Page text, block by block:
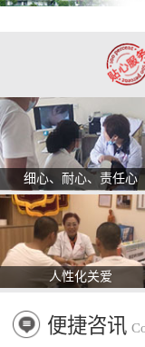
细心、耐心、责任心
人性化关爱
便捷咨讯